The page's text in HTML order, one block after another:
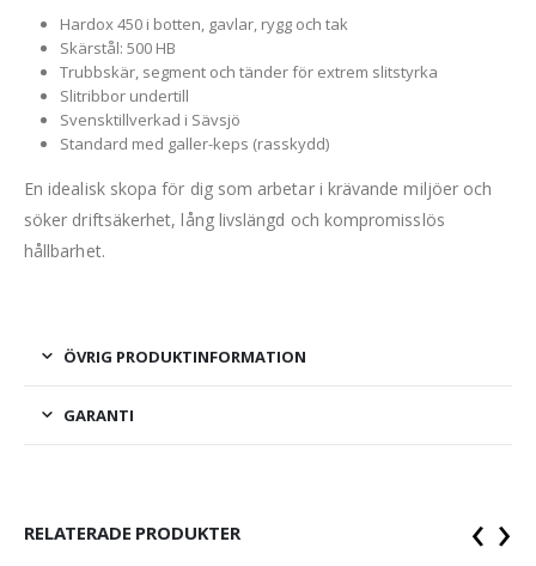
Hardox 450 i botten, gavlar, rygg och tak
Skärstål: 500 HB
Trubbskär, segment och tänder för extrem slitstyrka
Slitribbor undertill
Svensktillverkad i Sävsjö
Standard med galler-keps (rasskydd)
En idealisk skopa för dig som arbetar i krävande miljöer och
söker driftsäkerhet, lång livslängd och kompromisslös
hållbarhet.
ÖVRIG PRODUKTINFORMATION
GARANTI
RELATERADE PRODUKTER ‹ ›